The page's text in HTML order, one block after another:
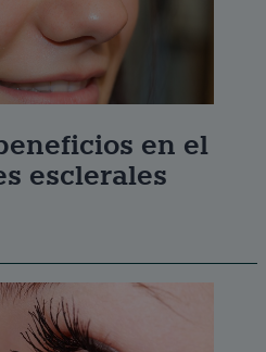
en el
esclerales